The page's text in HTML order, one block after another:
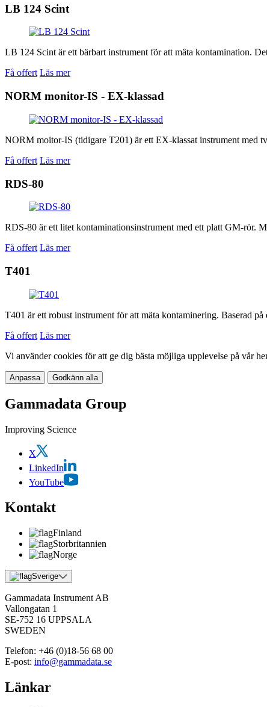
LB 124 Scint
LB 124 Scint är ett bärbart instrument för att mäta kontamination.
Få offert Läs mer
NORM monitor-IS - EX-klassad
NORM moitor-IS (tidigare T201) är ett EX-klassat instrument med
Få offert Läs mer
RDS-80
RDS-80 är ett litet kontaminationsinstrument med ett platt GM-rör.
Få offert Läs mer
T401
T401 är ett robust instrument för att mäta kontaminering. Baserad
Få offert Läs mer
Vi använder cookies för att ge dig bästa möjliga upplevelse på vår
Anpassa Godkänn alla
Gammadata Group
Improving Science
X
LinkedIn
YouTube
Kontakt
Finland
Storbritannien
Norge
Sverige
Gammadata Instrument AB
Vallongatan 1
SE-752 16 UPPSALA
SWEDEN
Telefon: +46 (0)18-56 68 00
E-post: info@gammadata.se
Länkar